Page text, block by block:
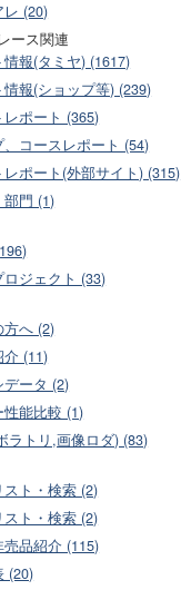
レ (20)
ース関連
情報(タミヤ) (1617)
情報(ショップ等) (239)
レポート (365)
、コースレポート (54)
レポート(外部サイト) (315)
部門 (1)
ジェクト (33)
方へ (2)
介 (11)
データ (2)
性能比較 (1)
ラトリ,画像ロダ) (83)
スト・検索 (2)
ト・検索 (2)
品紹介 (115)
(20)